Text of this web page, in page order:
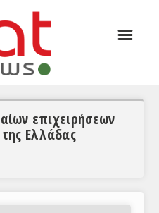
☰
επιχειρήσεων
Ελλάδας